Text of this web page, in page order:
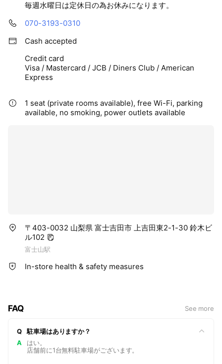
毎週水曜日は定休日の為お休みになります。
070-3193-0310
Cash accepted
Credit card
Visa / Mastercard / JCB / Diners Club / American
Express
1 seat (private rooms available), free Wi-Fi, parking
available, no smoking, power outlets available
〒403-0032 山梨県 富士吉田市 上吉田東2-1-30 鈴木ビ
ル102
富士山駅
In-store health & safety measures
FAQ See more
Q
駐車場はありますか？
A
はい。
店舗前に1台無料駐車場がございます。